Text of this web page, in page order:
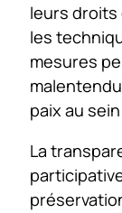
leurs droits
les
mesures
paix au
La